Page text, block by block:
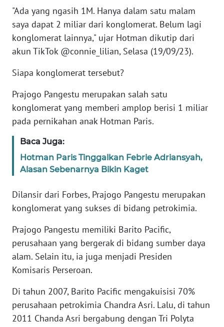
"Ada yang ngasih 1M. Hanya dalam satu malam
saya dapat 2 miliar dari konglomerat. Belum lagi
konglomerat lainnya," ujar Hotman dikutip dari
akun TikTok @connie_lilian, Selasa (19/09/23).
Siapa konglomerat tersebut?
Prajogo Pangestu merupakan salah satu
konglomerat yang memberi amplop berisi 1 miliar
pada pernikahan anak Hotman Paris.
Baca Juga:
Hotman Paris Tinggalkan Febrie Adriansyah,
Alasan Sebenarnya Bikin Kaget
Dilansir dari Forbes, Prajogo Pangestu merupakan
konglomerat yang sukses di bidang petrokimia.
Prajogo Pangestu memiliki Barito Pacific,
perusahaan yang bergerak di bidang sumber daya
alam. Selain itu, ia juga menjadi Presiden
Komisaris Perseroan.
Di tahun 2007, Barito Pacific mengakuisisi 70%
perusahaan petrokimia Chandra Asri. Lalu, di tahun
2011 Chanda Asri bergabung dengan Tri Polyta
PEDOMAN
MEDIA
SIBER
DISCLAIMER
Wahana
Regional
SUMUT
JAKARTA
WN
JABAR
WN
BANTEN